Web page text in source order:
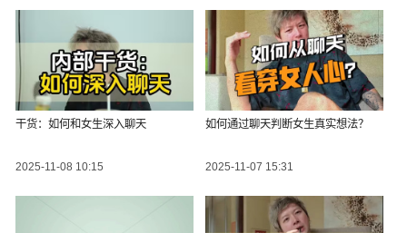
干货：如何和女生深入聊天
2025-11-08 10:15
如何通过聊天判断女生真实想法？
2025-11-07 15:31